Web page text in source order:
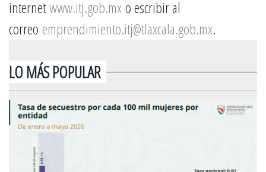
internetwww.itj.gob.mxo escribir al
correo emprendimiento.itj@tlaxcala.gob.mx.
LO MÁS POPULAR